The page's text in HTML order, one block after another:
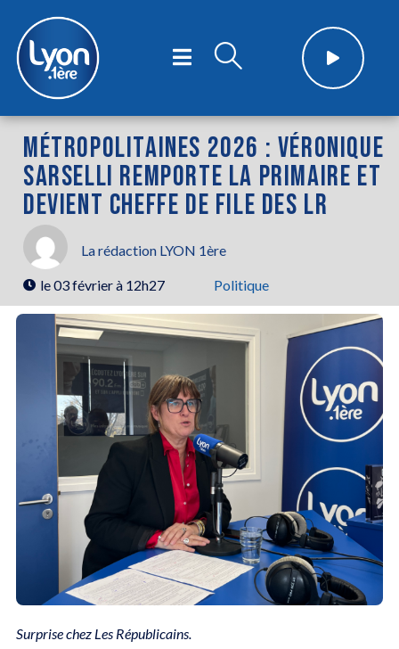
MÉTROPOLITAINES 2026 : VÉRONIQUE
SARSELLI REMPORTE LA PRIMAIRE ET
DEVIENT CHEFFE DE FILE DES LR
La rédaction LYON 1ère
le03 février à 12h27 Politique
Surprise chez Les Républicains.